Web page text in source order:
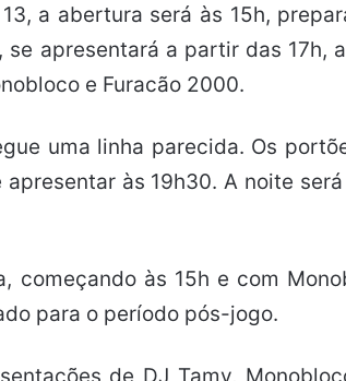
a abertura será às 15h,
apresentará a partir das 17h,
e Furacão 2000.
uma linha parecida. Os
às 19h30. A noite
às 15h e com
para o período pós-jogo.
de DJ Tamy,